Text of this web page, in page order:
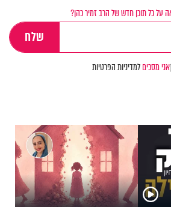
על כל תוכן חדש של הרב זמיר כהן?
אני מסכיםלמדיניות הפרטיות